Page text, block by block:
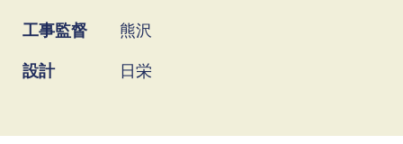
工事監督 熊沢
設計 日栄